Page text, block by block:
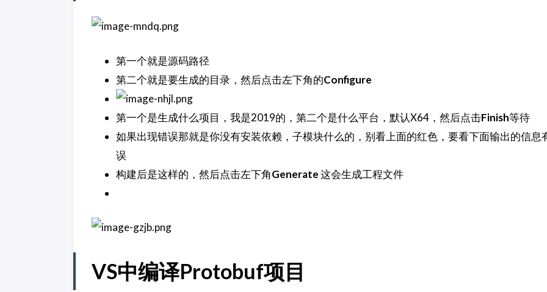
第一个就是源码路径
第二个就是要生成的目录，然后点击左下角的Configure
第一个是生成什么项目，我是2019的，第二个是什么平台，默认X64，然后点击Finish等待
如果出现错误那就是你没有安装依赖，子模块什么的，别看上面的红色，要看下面输出的信息
误
构建后是这样的，然后点击左下角Generate这会生成工程文件
VS中编译Protobuf项目